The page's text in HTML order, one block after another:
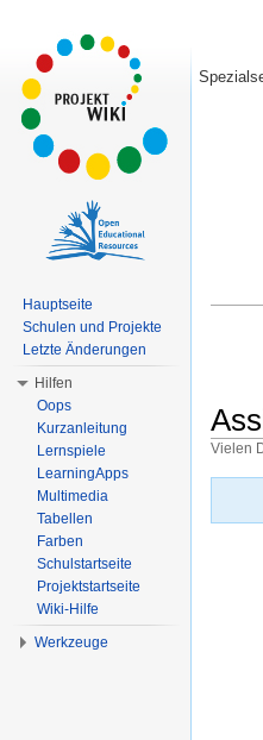
Vielen
Hauptseite
Schulen und Projekte
Letzte Änderungen
Hilfen
Oops
Kurzanleitung
Lernspiele
LearningApps
Multimedia
Tabellen
Farben
Schulstartseite
Projektstartseite
Wiki-Hilfe
Werkzeuge